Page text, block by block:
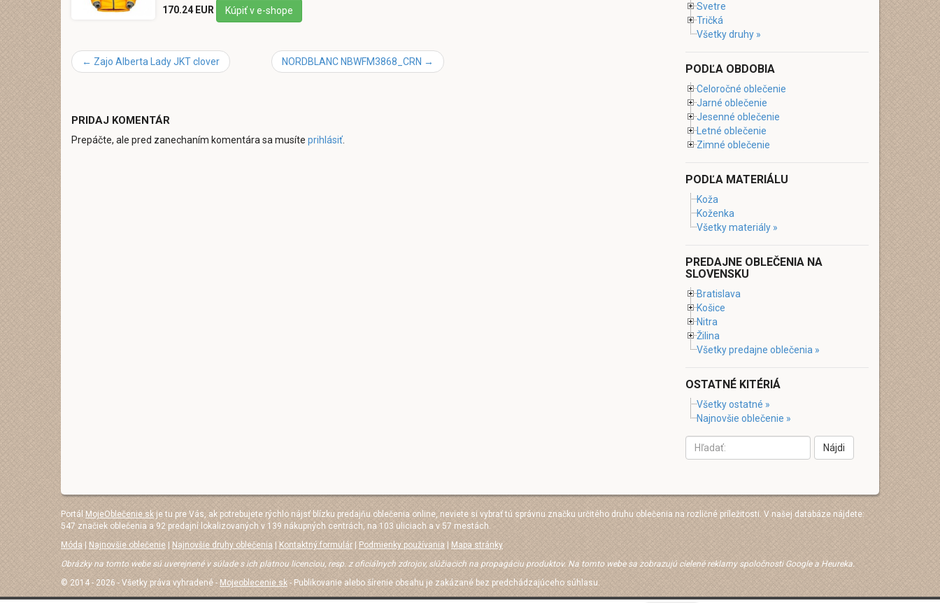
170.24 EUR
Kúpiť v e-shope
← Zajo Alberta Lady JKT clover NORDBLANC NBWFM3868_CRN →
PRIDAJ KOMENTÁR
Prepáčte, ale pred zanechaním komentára sa musíte prihlásiť.
Svetre
Tričká
Všetky druhy »
PODĽA OBDOBIA
Celoročné oblečenie
Jarné oblečenie
Jesenné oblečenie
Letné oblečenie
Zimné oblečenie
PODĽA MATERIÁLU
Koža
Koženka
Všetky materiály »
PREDAJNE OBLEČENIA NA
SLOVENSKU
Bratislava
Košice
Nitra
Žilina
Všetky predajne oblečenia »
OSTATNÉ KITÉRIÁ
Všetky ostatné »
Najnovšie oblečenie »
Nájdi
Portál MojeOblečenie.sk je tu pre Vás, ak potrebujete rýchlo nájsť blízku predajňu oblečenia online, neviete si vybrať tú správnu značku určitého druhu oblečenia na rozličné príležitosti. V našej databáze nájdete:
547 značiek oblečenia a 92 predajní lokalizovaných v 139 nákupných centrách, na 103 uliciach a v 57 mestách.
Móda
Najnovšie oblečenie Najnovšie druhy oblečenia Kontaktný formulár Podmienky používania
Mapa stránky
Obrázky na tomto webe sú uverejnené v súlade s ich platnou licenciou, resp. z oficiálnych zdrojov, slúžiacich na propagáciu produktov. Na tomto webe sa zobrazujú cielené reklamy spoločnosti Google a Heureka.
© 2014 - 2026 - Všetky práva vyhradené - Mojeoblecenie.sk - Publikovanie alebo šírenie obsahu je zakázané bez predchádzajúceho súhlasu.